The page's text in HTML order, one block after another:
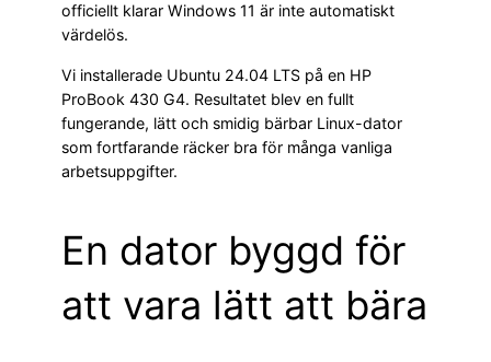
officiellt klarar Windows 11 är inte automatiskt
värdelös.
Vi installerade Ubuntu 24.04 LTS på en HP
ProBook 430 G4. Resultatet blev en fullt
fungerande, lätt och smidig bärbar Linux-dator
som fortfarande räcker bra för många vanliga
arbetsuppgifter.
En dator byggd för
att vara lätt att bära